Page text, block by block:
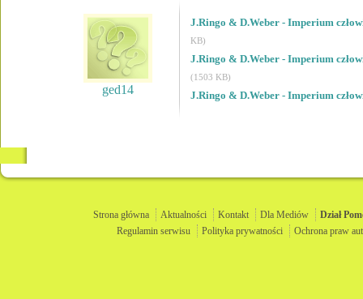
ged14
J.Ringo & D.Weber - Imperium
KB)
J.Ringo & D.Weber - Imperium
(1503 KB)
J.Ringo & D.Weber - Imperium
Strona główna Aktualności Kontakt Dla Mediów Dział
Regulamin serwisu
Polityka prywatności Ochrona praw